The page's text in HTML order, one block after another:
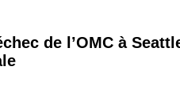
de l’OMC à